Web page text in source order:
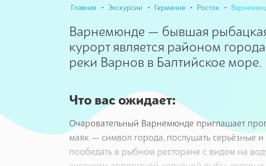
Главная Экскурсии Германия Росток
Варнемюнде — бывшая
курорт является районом
реки Варнов в Балтийское море.
Что вас ожидает:
Очаровательный Варнемюнде приглашает
маяк — символ города, послушать серьёзные
пообедать в рыбном ресторане с видом на